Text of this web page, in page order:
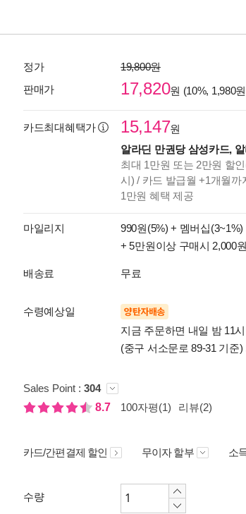
정가
19,800원
판매가
17,820원 (10%, 1,980
카드최대혜택가 15,147원
알라딘 만권당 삼성카드,
최대 1만원 또는 2만원 할
시) / 카드 발급월 +1개월
1만원 혜택 제공
마일리지 990원(5%) + 멤버십(3~1%)
+ 5만원이상 구매시 2,000원
배송료 무료
수령예상일 양탄자배송
지금 주문하면 내일 밤 11시
(중구 서소문로 89-31 기준)
Sales Point : 304
8.7
100자평(1) 리뷰(2)
카드/간편결제 할인 무이자 할부 소
수량